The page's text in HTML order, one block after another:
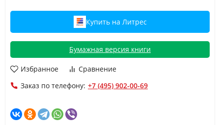
Купить на Литрес
Бумажная версия книги
Избранное
Сравнение
Заказ по телефону: +7 (495) 902-00-69